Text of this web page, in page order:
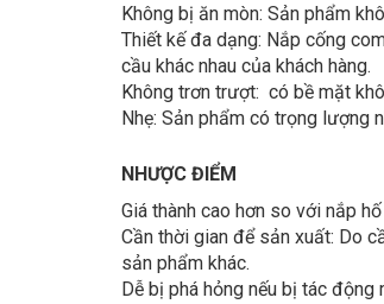
Không bị ăn mòn: Sản phẩm
Thiết kế đa dạng: Nắp cống
cầu khác nhau của khách hàng.
Không trơn trượt: có bề mặt
Nhẹ: Sản phẩm có trọng lượng
NHƯỢC ĐIỂM
Giá thành cao hơn so với nắp
Cần thời gian để sản xuất: Do
sản phẩm khác.
Dễ bị phá hỏng nếu bị tác